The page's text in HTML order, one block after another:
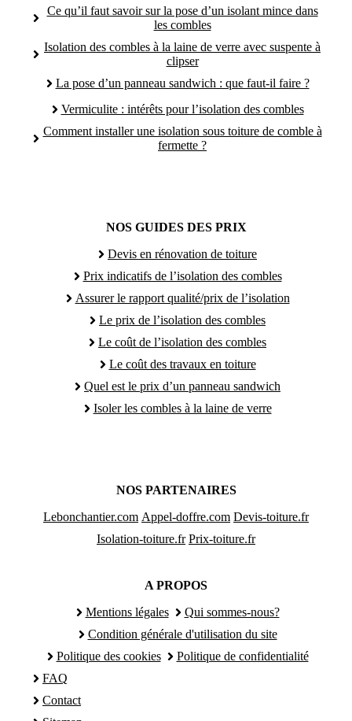
Ce qu’il faut savoir sur la pose d’un isolant mince dans
les combles
Isolation des combles à la laine de verre avec suspente à
clipser
La pose d’un panneau sandwich : que faut-il faire ?
Vermiculite : intérêts pour l’isolation des combles
Comment installer une isolation sous toiture de comble à
fermette ?
NOS GUIDES DES PRIX
Devis en rénovation de toiture
Prix indicatifs de l’isolation des combles
Assurer le rapport qualité/prix de l’isolation
Le prix de l’isolation des combles
Le coût de l’isolation des combles
Le coût des travaux en toiture
Quel est le prix d’un panneau sandwich
Isoler les combles à la laine de verre
NOS PARTENAIRES
Lebonchantier.com Appel-doffre.com Devis-toiture.fr
Isolation-toiture.fr Prix-toiture.fr
A PROPOS
Mentions légales
Qui sommes-nous?
Condition générale d'utilisation du site
Politique des cookies
Politique de confidentialité
FAQ
Contact